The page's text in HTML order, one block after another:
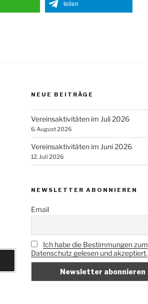
teilen
NEUE BEITRÄGE
Vereinsaktivitäten im Juli 2026
6. August 2026
Vereinsaktivitäten im Juni 2026
12. Juli 2026
NEWSLETTER ABONNIEREN
Email
Ich habe die Bestimmungen zum
Datenschutz gelesen und akzeptiert.